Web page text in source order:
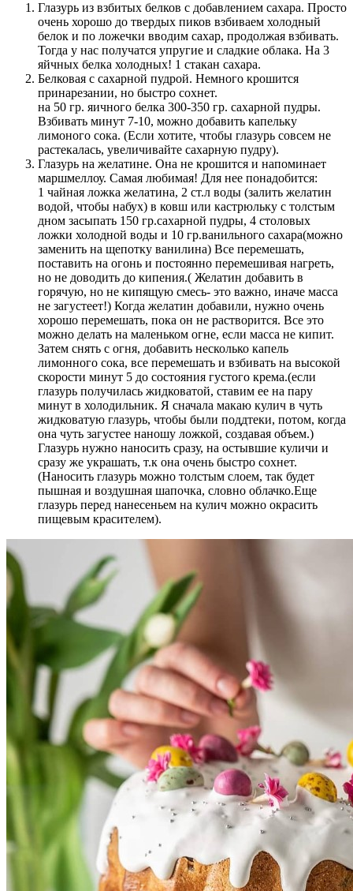
Глазурь из взбитых белков с добавлением сахара. Просто
очень хорошо до твердых пиков взбиваем холодный
белок и по ложечки вводим сахар, продолжая взбивать.
Тогда у нас получатся упругие и сладкие облака. На 3
яйчных белка холодных! 1 стакан сахара.
Белковая с сахарной пудрой. Немного крошится
принарезании, но быстро сохнет.
на 50 гр. яичного белка 300-350 гр. сахарной пудры.
Взбивать минут 7-10, можно добавить капельку
лимоного сока. (Если хотите, чтобы глазурь совсем не
растекалась, увеличивайте сахарную пудру).
Глазурь на желатине. Она не крошится и напоминает
маршмеллоу. Самая любимая! Для нее понадобится:
1 чайная ложка желатина, 2 ст.л воды (залить желатин
водой, чтобы набух) в ковш или кастрюльку с толстым
дном засыпать 150 гр.сахарной пудры, 4 столовых
ложки холодной воды и 10 гр.ванильного сахара(можно
заменить на щепотку ванилина) Все перемешать,
поставить на огонь и постоянно перемешивая нагреть,
но не доводить до кипения.( Желатин добавить в
горячую, но не кипящую смесь- это важно, иначе масса
не загустеет!) Когда желатин добавили, нужно очень
хорошо перемешать, пока он не растворится. Все это
можно делать на маленьком огне, если масса не кипит.
Затем снять с огня, добавить несколько капель
лимонного сока, все перемешать и взбивать на высокой
скорости минут 5 до состояния густого крема.(если
глазурь получилась жидковатой, ставим ее на пару
минут в холодильник. Я сначала макаю кулич в чуть
жидковатую глазурь, чтобы были поддтеки, потом, когда
она чуть загустее наношу ложкой, создавая объем.)
Глазурь нужно наносить сразу, на остывшие куличи и
сразу же украшать, т.к она очень быстро сохнет.
(Наносить глазурь можно толстым слоем, так будет
пышная и воздушная шапочка, словно облачко.Еще
глазурь перед нанесеньем на кулич можно окрасить
пищевым красителем).